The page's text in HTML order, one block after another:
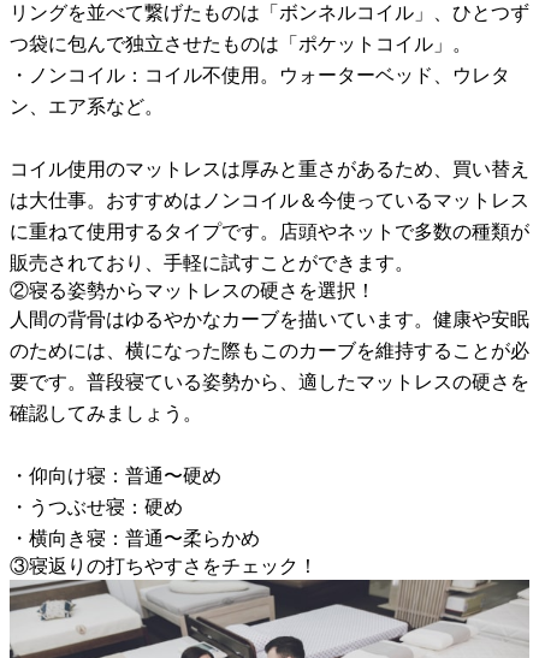
リングを並べて繋げたものは「ボンネルコイル」、ひとつず
つ袋に包んで独立させたものは「ポケットコイル」。
・ノンコイル：コイル不使用。ウォーターベッド、ウレタ
ン、エア系など。
コイル使用のマットレスは厚みと重さがあるため、買い替え
は大仕事。おすすめはノンコイル＆今使っているマットレス
に重ねて使用するタイプです。店頭やネットで多数の種類が
販売されており、手軽に試すことができます。
②寝る姿勢からマットレスの硬さを選択！
人間の背骨はゆるやかなカーブを描いています。健康や安眠
のためには、横になった際もこのカーブを維持することが必
要です。普段寝ている姿勢から、適したマットレスの硬さを
確認してみましょう。
・仰向け寝：普通〜硬め
・うつぶせ寝：硬め
・横向き寝：普通〜柔らかめ
③寝返りの打ちやすさをチェック！